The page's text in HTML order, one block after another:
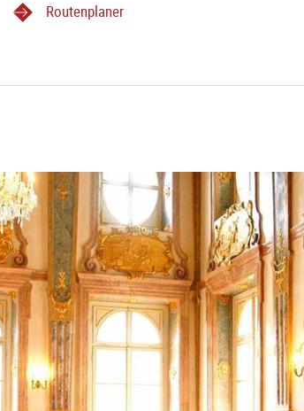
Routenplaner